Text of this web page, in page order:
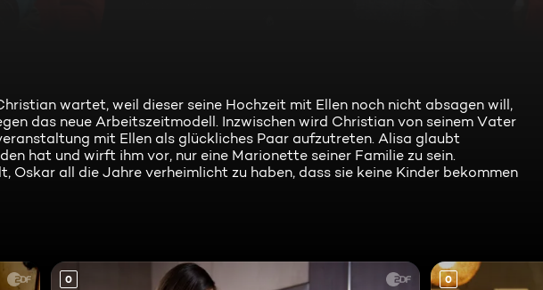
wartet, weil dieser seine Hochzeit mit Ellen noch nicht absagen will,
das neue Arbeitszeitmodell. Inzwischen wird Christian von seinem Vater
mit Ellen als glückliches Paar aufzutreten. Alisa glaubt
hat und wirft ihm vor, nur eine Marionette seiner Familie zu sein.
Oskar all die Jahre verheimlicht zu haben, dass sie keine Kinder bekommen
0 0